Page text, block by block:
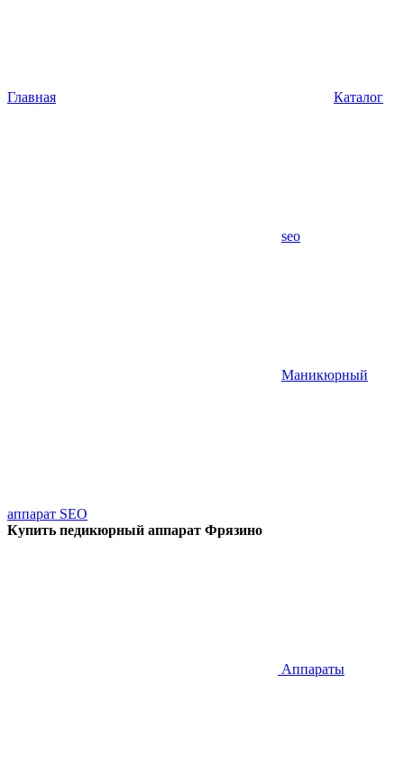
Главная Каталог
seo
Маникюрный
аппарат SEO
Купить педикюрный аппарат Фрязино
Аппараты